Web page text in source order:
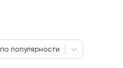
по популярности